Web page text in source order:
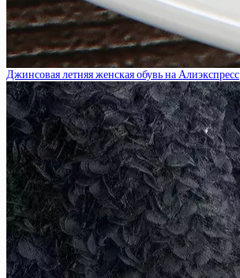
Джинсовая летняя женская обувь на Алиэкспресс